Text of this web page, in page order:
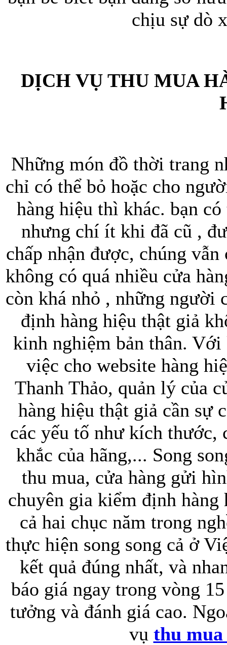
chịu sự dò
DỊCH VỤ THU MUA
Những món đồ thời trang
chỉ có thể bỏ hoặc cho
hàng hiệu thì khác. bạn
nhưng chí ít khi đã cũ ,
chấp nhận được, chúng
không có quá nhiều cửa
còn khá nhỏ , những người
định hàng hiệu thật giả
kinh nghiệm bản thân.
việc cho website hàng
Thanh Thảo, quản lý của
hàng hiệu thật giả cần sự
các yếu tố như kích thước,
khắc của hãng,... Song
thu mua, cửa hàng gửi
chuyên gia kiểm định
cả hai chục năm trong
thực hiện song song cả ở
kết quả đúng nhất, và
báo giá ngay trong vòng
tưởng và đánh giá cao.
vụ thu mua